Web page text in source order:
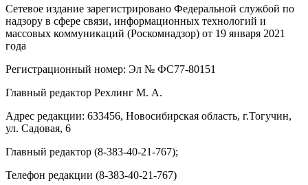
Сетевое издание зарегистрировано Федеральной службой по
надзору в сфере связи, информационных технологий и
массовых коммуникаций (Роскомнадзор) от 19 января 2021
года
Регистрационный номер: Эл № ФС77-80151
Главный редактор Рехлинг М. А.
Адрес редакции: 633456, Новосибирская область, г.Тогучин,
ул. Садовая, 6
Главный редактор (8-383-40-21-767);
Телефон редакции (8-383-40-21-767)